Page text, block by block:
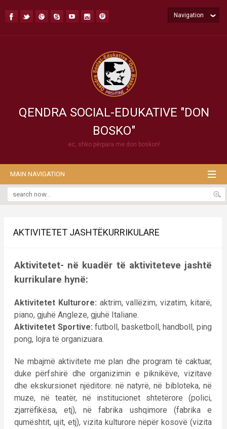
QENDRA SOCIAL-EDUKATIVE "DON
BOSKO"
ec, shko përpara me don boskon!
Navigation
MAIN NAVIGATION
AKTIVITETET JASHTËKURRIKULARE
Aktivitetet- në kuadër të aktiviteteve jashtë
kurrikulare hynë:
Aktivitetet Kulturore: aktrim, vallëzim, vizatim, kitarë,
piano, gjuhë Angleze, gjuhë Italiane.
Aktivitetet Sportive: futboll, basketboll, handboll, ping
pong, lojra të organizuara.
Ne mbajmë aktivitete me plan dhe program të caktuar,
duke përfshirë dhe organizimin e piknikëve, vizitave
dhe ekskursionet njëditore: në natyrë, në bibloteka, në
muze, në teatër, në institucionet shtetërore (polici,
zjarrëfikësa, etj), në fabrika ushqimore (fabrika e
qumështit, ujit, etj), vizita kulturore nëpër kosovë (vizita